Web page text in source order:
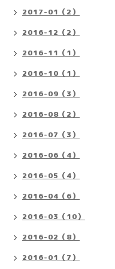
2017-01（2）
2016-12（2）
2016-11（1）
2016-10（1）
2016-09（3）
2016-08（2）
2016-07（3）
2016-06（4）
2016-05（4）
2016-04（6）
2016-03（10）
2016-02（8）
2016-01（7）